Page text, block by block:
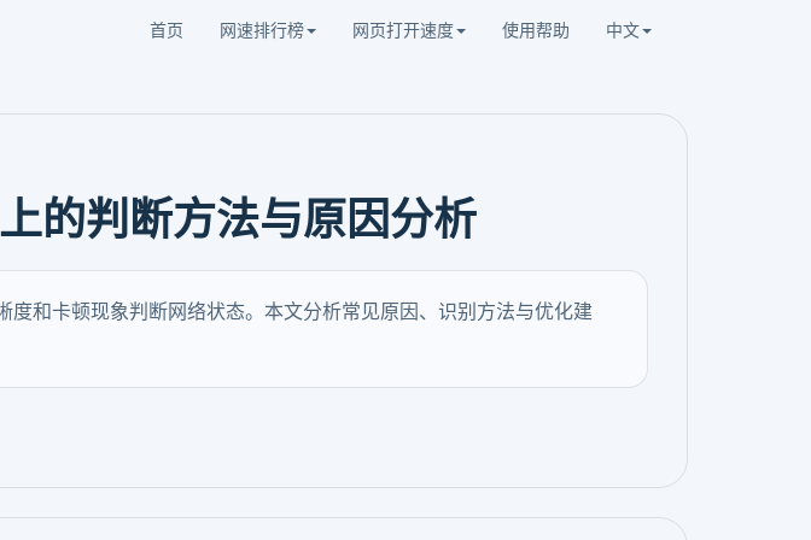
首页 网速排行榜 网页打开速度 使用帮助 中文
的判断方法与原因分析
和卡顿现象判断网络状态。本文分析常见原因、识别方法与优化建